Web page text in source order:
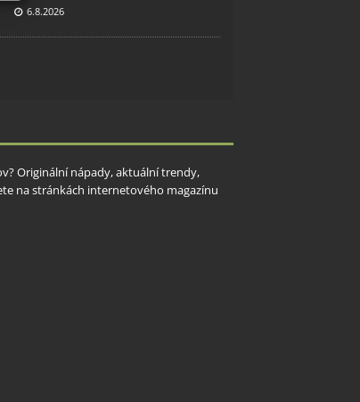
6.8.2026
Originální nápady, aktuální trendy,
na stránkách internetového magazínu